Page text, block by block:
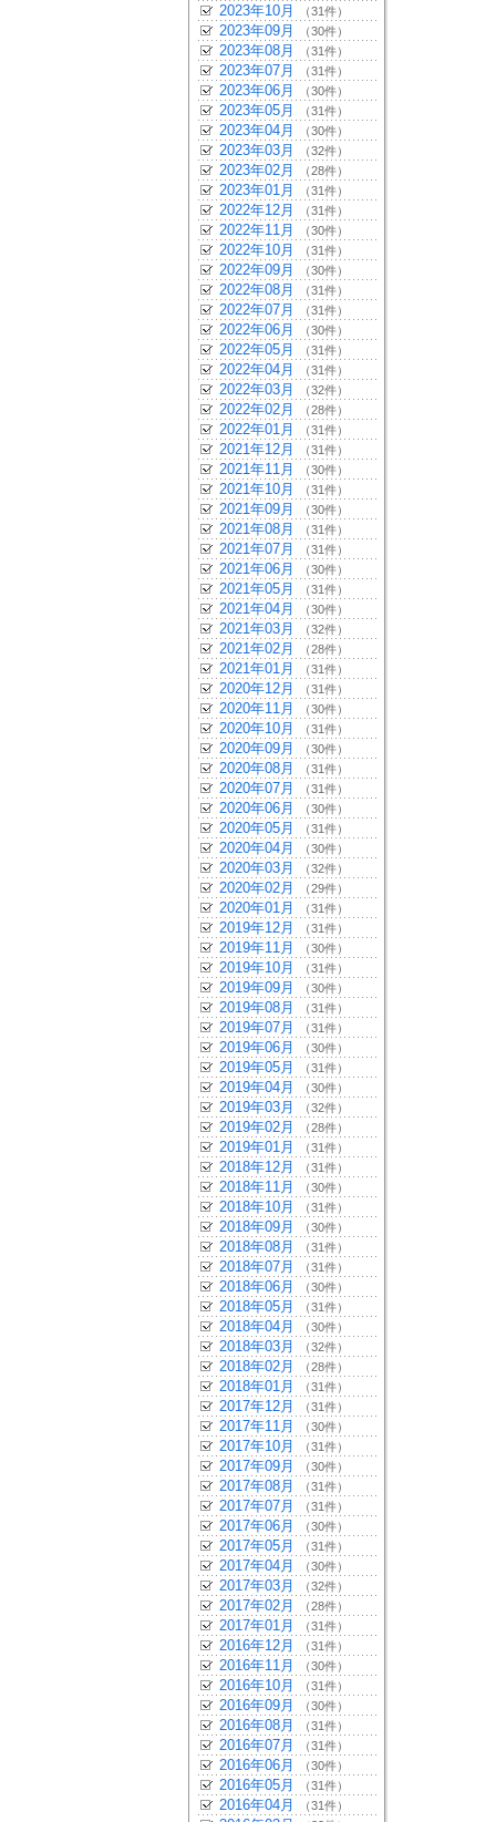
2023年10月 （31件）
2023年09月 （30件）
2023年08月 （31件）
2023年07月 （31件）
2023年06月 （30件）
2023年05月 （31件）
2023年04月 （30件）
2023年03月 （32件）
2023年02月 （28件）
2023年01月 （31件）
2022年12月 （31件）
2022年11月 （30件）
2022年10月 （31件）
2022年09月 （30件）
2022年08月 （31件）
2022年07月 （31件）
2022年06月 （30件）
2022年05月 （31件）
2022年04月 （31件）
2022年03月 （32件）
2022年02月 （28件）
2022年01月 （31件）
2021年12月 （31件）
2021年11月 （30件）
2021年10月 （31件）
2021年09月 （30件）
2021年08月 （31件）
2021年07月 （31件）
2021年06月 （30件）
2021年05月 （31件）
2021年04月 （30件）
2021年03月 （32件）
2021年02月 （28件）
2021年01月 （31件）
2020年12月 （31件）
2020年11月 （30件）
2020年10月 （31件）
2020年09月 （30件）
2020年08月 （31件）
2020年07月 （31件）
2020年06月 （30件）
2020年05月 （31件）
2020年04月 （30件）
2020年03月 （32件）
2020年02月 （29件）
2020年01月 （31件）
2019年12月 （31件）
2019年11月 （30件）
2019年10月 （31件）
2019年09月 （30件）
2019年08月 （31件）
2019年07月 （31件）
2019年06月 （30件）
2019年05月 （31件）
2019年04月 （30件）
2019年03月 （32件）
2019年02月 （28件）
2019年01月 （31件）
2018年12月 （31件）
2018年11月 （30件）
2018年10月 （31件）
2018年09月 （30件）
2018年08月 （31件）
2018年07月 （31件）
2018年06月 （30件）
2018年05月 （31件）
2018年04月 （30件）
2018年03月 （32件）
2018年02月 （28件）
2018年01月 （31件）
2017年12月 （31件）
2017年11月 （30件）
2017年10月 （31件）
2017年09月 （30件）
2017年08月 （31件）
2017年07月 （31件）
2017年06月 （30件）
2017年05月 （31件）
2017年04月 （30件）
2017年03月 （32件）
2017年02月 （28件）
2017年01月 （31件）
2016年12月 （31件）
2016年11月 （30件）
2016年10月 （31件）
2016年09月 （30件）
2016年08月 （31件）
2016年07月 （31件）
2016年06月 （30件）
2016年05月 （31件）
2016年04月 （31件）